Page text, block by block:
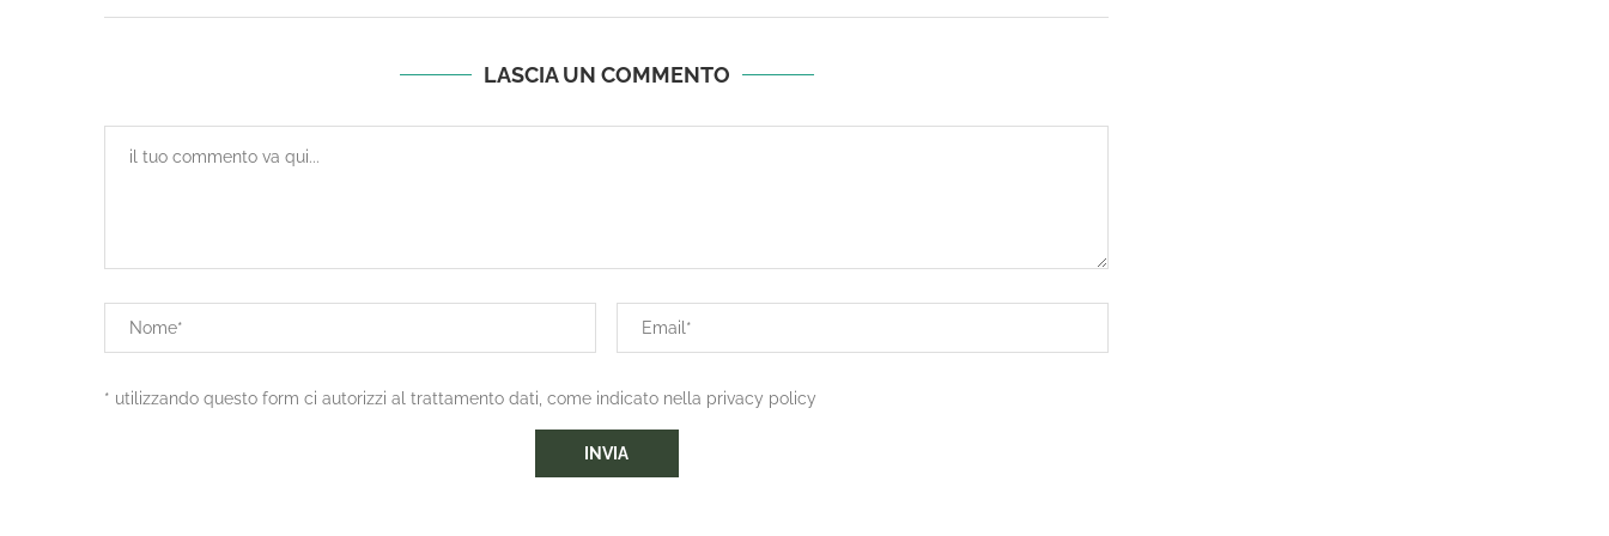
LASCIA UN COMMENTO
* utilizzando questo form ci autorizzi al trattamento dati, come indicato nella privacy policy